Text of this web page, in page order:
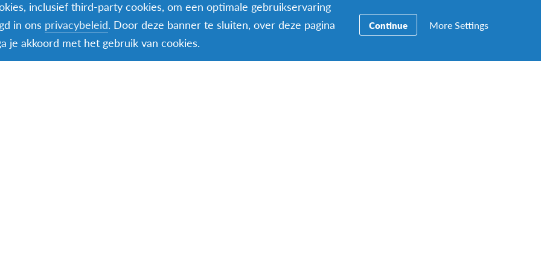
voor sociale media
inclusief third-party cookies, om een optimale gebruikservaring
in ons privacybeleid. Door deze banner te sluiten, over deze pagina
je akkoord met het gebruik van cookies.
Continue More Settings